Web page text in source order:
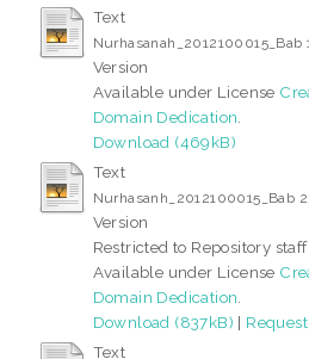
Text
Nurhasanah_2012100015_Bab
Version
Available under License
Domain Dedication
Download (469kB)
Text
Nurhasanh_2012100015_Bab
Version
Restricted to Repository
Available under License
Domain Dedication
Download (837kB) |
Text